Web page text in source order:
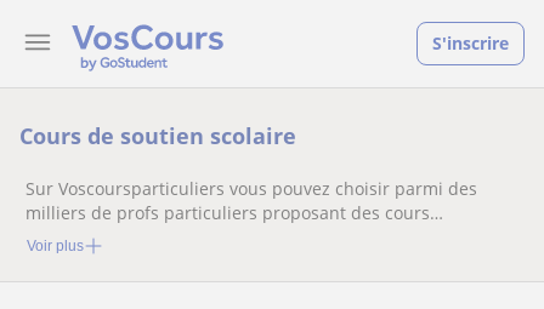
S'inscrire
Cours de soutien scolaire
Sur Voscoursparticuliers vous pouvez choisir parmi des
milliers de profs particuliers proposant des cours
particuliers
Voir plus